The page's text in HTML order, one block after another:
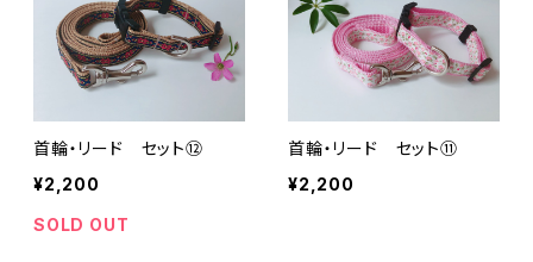
首輪・リード セット⑫
¥2,200
SOLD OUT
首輪・リード セット⑪
¥2,200